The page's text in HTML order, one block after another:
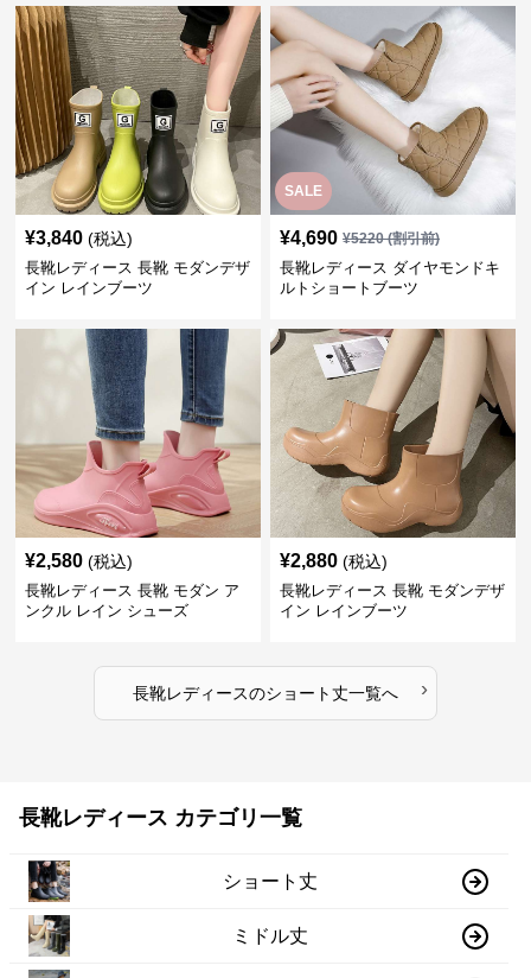
¥3,840 (税込)
長靴レディース 長靴 モダンデザ
イン レインブーツ
SALE
¥4,690 ¥5220(割引前)
長靴レディース ダイヤモンドキ
ルトショートブーツ
¥2,580 (税込)
長靴レディース 長靴 モダン ア
ンクル レイン シューズ
¥2,880 (税込)
長靴レディース 長靴 モダンデザ
イン レインブーツ
長靴レディースのショート丈一覧へ ›
長靴レディース カテゴリ一覧
ショート丈
ミドル丈